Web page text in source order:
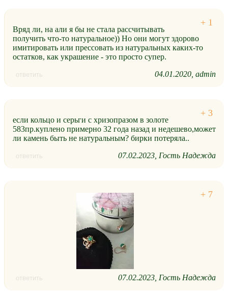
Вряд ли, на али я бы не стала рассчитывать
получить что-то натуральное)) Но они могут здорово
имитировать или прессовать из натуральных каких-то
остатков, как украшение - это просто супер.
ответить 04.01.2020 admin
если кольцо и серьги с хризопразом в золоте
583пр.куплено примерно 32 года назад и недешево,может
ли камень быть не натуральным? бирки потеряла..
ответить 07.02.2023 Гость Надежда
ответить 07.02.2023 Гость Надежда